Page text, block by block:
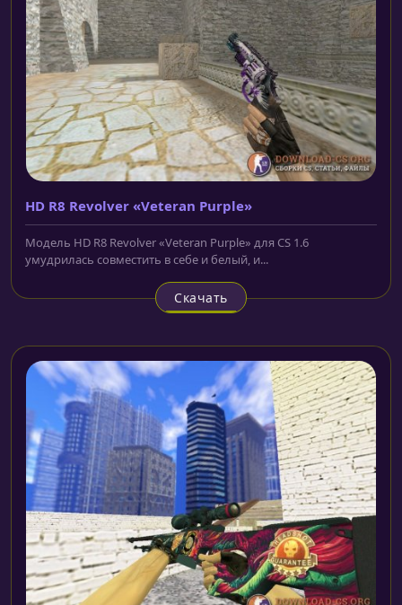
HD R8 Revolver «Veteran Purple»
Модель HD R8 Revolver «Veteran Purple» для CS 1.6
умудрилась совместить в себе и белый, и...
Скачать